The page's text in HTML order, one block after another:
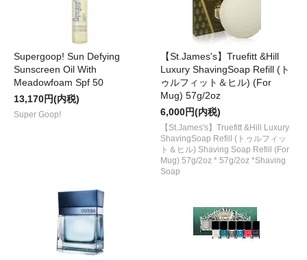
Supergoop! Sun Defying
Sunscreen Oil With
Meadowfoam Spf 50
13,170円(内税)
Super Goop!
【St.James's】Truefitt &Hill
Luxury ShavingSoap Refill (ト
ゥルフィット＆ヒル) (For
Mug) 57g/2oz
6,000円(内税)
【St.James's】Truefitt &Hill Luxury
ShavingSoap Refill (トゥルフィッ
ト＆ヒル) Shaving Soap Refill (For
Mug) 57g/2oz * 57g/2oz *Shaving
Soap